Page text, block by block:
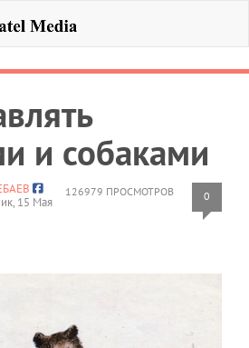
и собаками
126979 ПРОСМОТРОВ 0
15 Мая